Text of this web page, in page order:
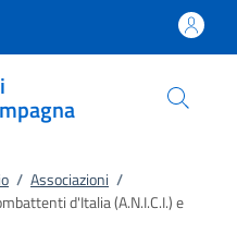
/ Associazioni /
d'Italia (A.N.I.C.I.) e